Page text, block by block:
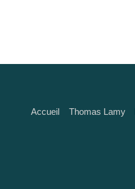
Accueil Thomas Lamy